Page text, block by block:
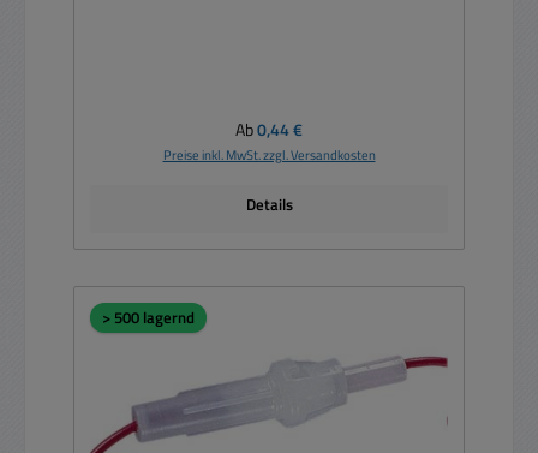
Regulärer Preis:
Ab0,44 €
Preise inkl. MwSt. zzgl. Versandkosten
Details
> 500 lagernd